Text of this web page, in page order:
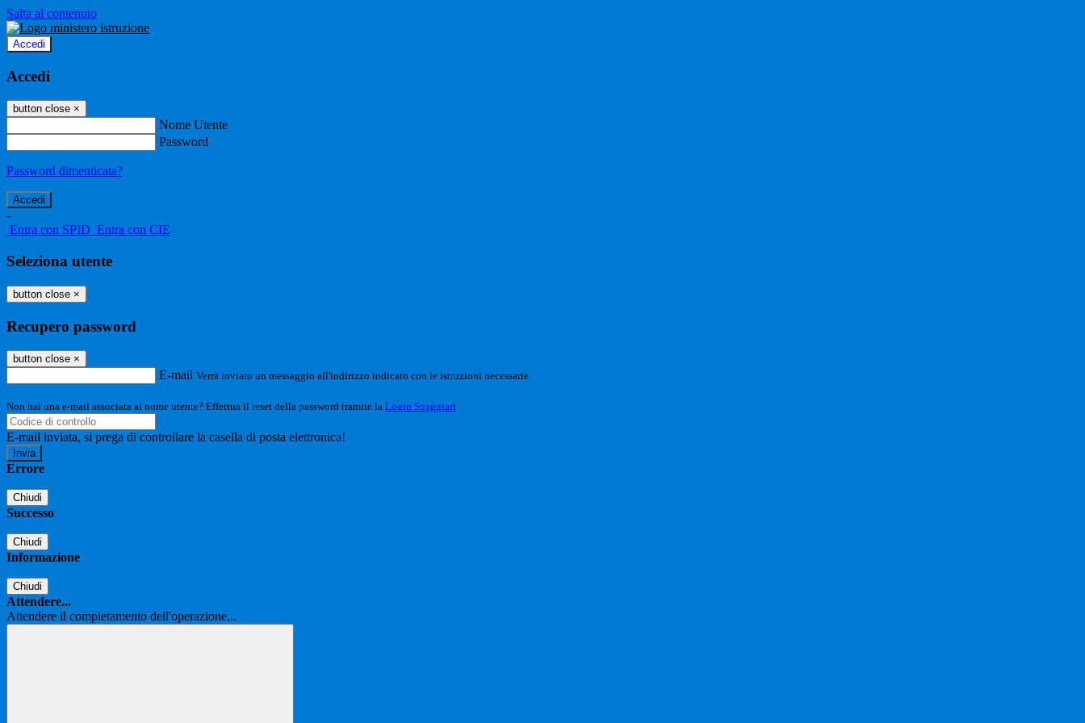
Salta al contenuto
Accedi
Accedi
button close ×
Nome Utente
Password
Password dimenticata?
-
Entra con SPID Entra con CIE
Seleziona utente
button close ×
Recupero password
button close ×
E-mail Verrà inviato un messaggio all'indirizzo indicato con le istruzioni necessarie.
Non hai una e-mail associata al nome utente? Effettua il reset della password tramite la Login Spaggiari
E-mail inviata, si prega di controllare la casella di posta elettronica!
Errore
Chiudi
Successo
Chiudi
Informazione
Chiudi
Attendere...
Attendere il completamento dell'operazione...